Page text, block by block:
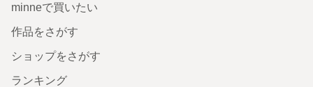
minneで買いたい
作品をさがす
ショップをさがす
ランキング